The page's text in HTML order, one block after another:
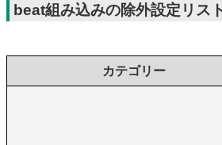
beat組み込みの除外設定リス
カテゴリー